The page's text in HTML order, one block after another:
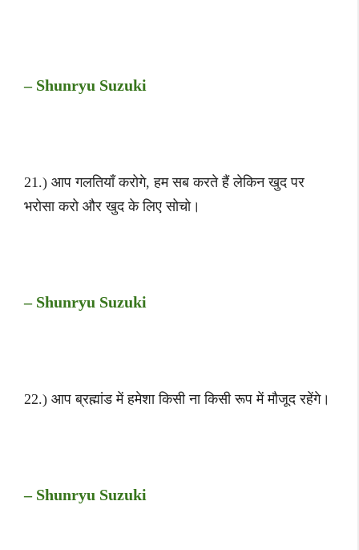
– Shunryu Suzuki
21.) आप गलतियाँ करोगे, हम सब करते हैं लेकिन खुद पर
भरोसा करो और खुद के लिए सोचो।
– Shunryu Suzuki
22.) आप ब्रह्मांड में हमेशा किसी ना किसी रूप में मौजूद रहेंगे।
– Shunryu Suzuki